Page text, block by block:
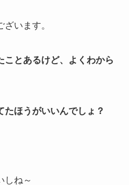
います。
ことあるけど、よくわから
たほうがいいんでしょ？
しね～